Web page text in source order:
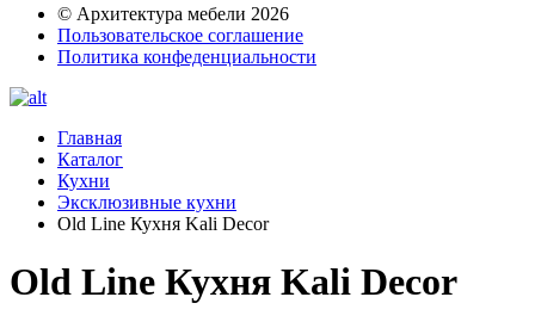
© Архитектура мебели 2026
Пользовательское соглашение
Политика конфеденциальности
Главная
Каталог
Кухни
Эксклюзивные кухни
Old Line Кухня Kali Decor
Old Line Кухня Kali Decor